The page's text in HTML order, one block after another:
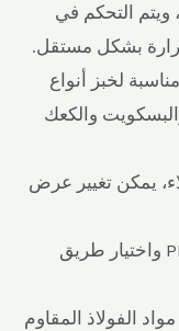
ويتم التحكم في
بشكل مستقل.
لخبز أنواع
والكعك
يمكن تغيير عرض
التشغيل الذكي: نظام التحكم PLC واختيار طريق
الفولاذ المقاوم